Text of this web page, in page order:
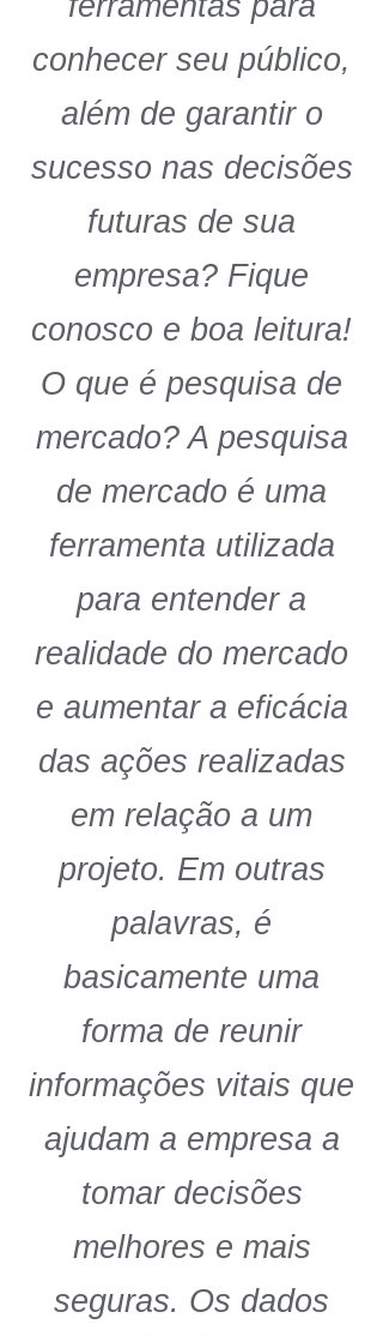
conhecer seu público,
além de garantir o
sucesso nas decisões
futuras de sua
empresa? Fique
conosco e boa leitura!
O que é pesquisa de
mercado? A pesquisa
de mercado é uma
ferramenta utilizada
para entender a
realidade do mercado
e aumentar a eficácia
das ações realizadas
em relação a um
projeto. Em outras
palavras, é
basicamente uma
forma de reunir
informações vitais que
ajudam a empresa a
tomar decisões
melhores e mais
seguras. Os dados